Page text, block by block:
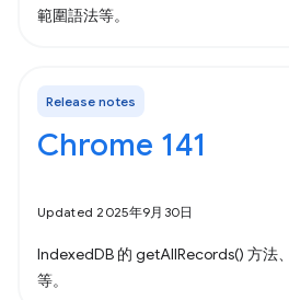
範圍語法等。
Release notes
Chrome 141
Updated 2025年9月30日
IndexedDB 的 getAllRecords() 方法
等。